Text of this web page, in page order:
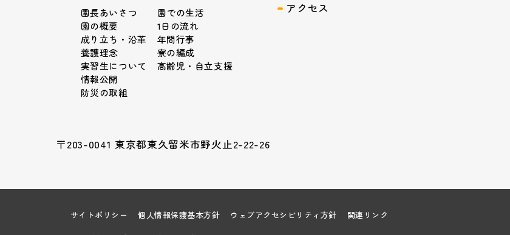
園長あいさつ
園の概要
成り立ち・沿革
養護理念
実習生について
情報公開
防災の取組
園での生活
1日の流れ
年間行事
寮の編成
高齢児・自立支援
アクセス
〒203-0041 東京都東久留米市野火止2-22-26
サイトポリシー 個人情報保護基本方針 ウェブアクセシビリティ方針 関連リンク